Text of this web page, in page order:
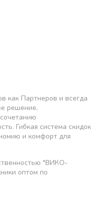
как Партнеров и всегда
решение,
Гибкая система скидок
и комфорт для
"ВИКО-
оптом по